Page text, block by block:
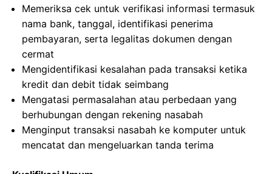
Memeriksa cek untuk verifikasi informasi termasuk
nama bank, tanggal, identifikasi penerima
pembayaran, serta legalitas dokumen dengan
cermat
Mengidentifikasi kesalahan pada transaksi ketika
kredit dan debit tidak seimbang
Mengatasi permasalahan atau perbedaan yang
berhubungan dengan rekening nasabah
Menginput transaksi nasabah ke komputer untuk
mencatat dan mengeluarkan tanda terima